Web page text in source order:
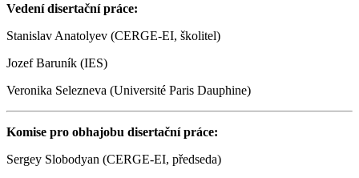
Vedení disertační práce:
Stanislav Anatolyev (CERGE-EI, školitel)
Jozef Baruník (IES)
Veronika Selezneva (Université Paris Dauphine)
Komise pro obhajobu disertační práce:
Sergey Slobodyan (CERGE-EI, předseda)